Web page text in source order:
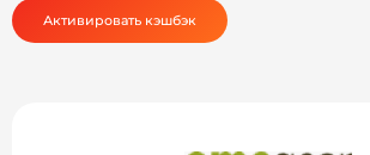
Активировать кэшбэк